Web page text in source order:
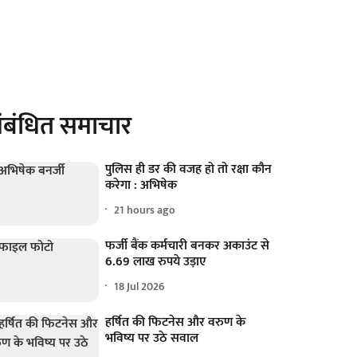
समाचार
पुलिस ही डर की वजह हो तो रक्षा कौन
करेगा : अभिषेक
21 hours ago
फर्जी बैंक कर्मचारी बनकर अकाउंट से
6.69 लाख रुपये उड़ाए
18 Jul 2026
हर्षित की फिटनेस और वरुण के
भविष्य पर उठे सवाल